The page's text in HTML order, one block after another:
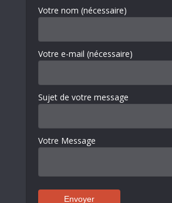
Votre nom (nécessaire)
Votre e-mail (nécessaire)
Sujet de votre message
Votre Message